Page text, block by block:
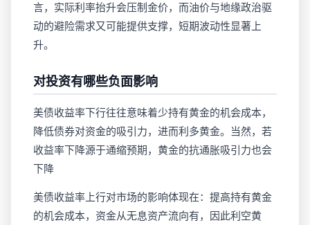
言，实际利率抬升会压制金价，而油价与地缘政治驱
动的避险需求又可能提供支撑，短期波动性显著上
升。
对投资有哪些负面影响
美债收益率下行往往意味着少持有黄金的机会成本，
降低债券对资金的吸引力，进而利多黄金。当然，若
收益率下降源于通缩预期，黄金的抗通胀吸引力也会
下降
美债收益率上行对市场的影响体现在：提高持有黄金
的机会成本，资金从无息资产流向有，因此利空黄